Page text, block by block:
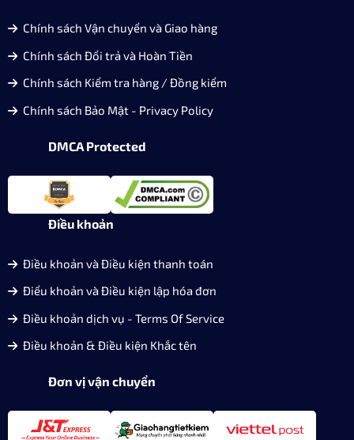
Chính sách Vận chuyển và Giao hàng
Chính sách Đổi trả và Hoàn Tiền
Chính sách Kiểm tra hàng / Đồng kiểm
Chính sách Bảo Mật - Privacy Policy
DMCA Protected
Điều khoản
Điều khoản và Điều kiện thanh toán
Điểu khoản và Điều kiện lập hóa đơn
Điều khoản dịch vụ - Terms Of Service
Điều khoản & Điều kiện Khắc tên
Đơn vị vận chuyển